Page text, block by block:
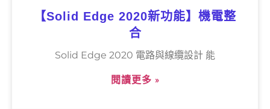
【Solid Edge 2020新功能】機電整
合
Solid Edge 2020 電路與線纜設計 能
閱讀更多 »